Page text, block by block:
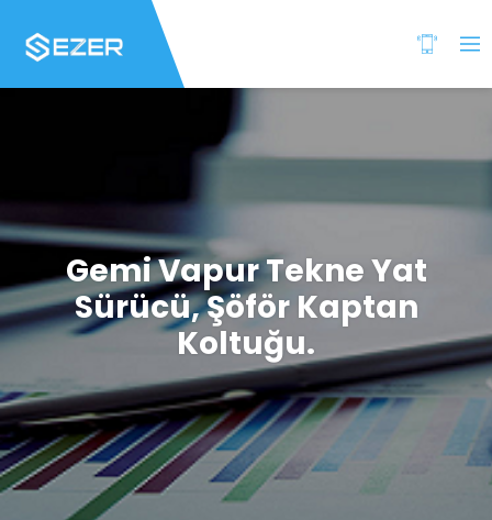
Gemi Vapur Tekne Yat
Sürücü, Şöför Kaptan
Koltuğu.